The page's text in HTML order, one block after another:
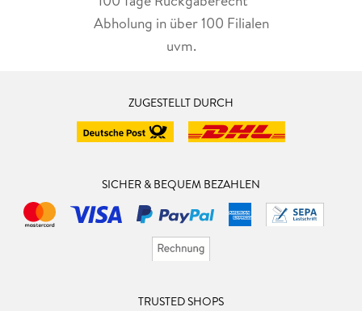
Abholung in über 100 Filialen
uvm.
ZUGESTELLT DURCH
SICHER & BEQUEM BEZAHLEN
TRUSTED SHOPS